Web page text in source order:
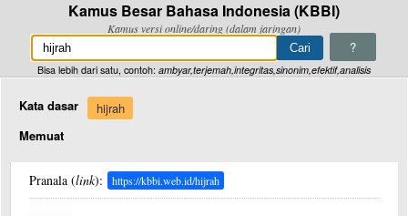
Kamus Besar Bahasa Indonesia (KBBI)
Kamus versi online/daring (dalam jaringan)
?
Bisa lebih dari satu, contoh: ambyar,terjemah,integritas,sinonim,efektif,analisis
Kata dasar
hijrah
Memuat
Pranala (link): https://kbbi.web.id/hijrah